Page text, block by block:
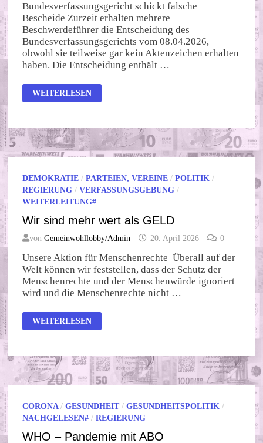
Bundesverfassungsgericht schickt falsche
Bescheide Zurzeit erhalten mehrere
Beschwerdeführer die Entscheidung des
Bundesverfassungsgerichts vom 08.04.2026,
obwohl sie teilweise gar kein Aktenzeichen erhalten
haben. Die Entscheidung enthält …
UNGLAUBLICHER
JUSTIZSKANDAL
WEITERLESEN
DEMOKRATIE /PARTEIEN, VEREINE /POLITIK /
REGIERUNG /VERFASSUNGSGEBUNG /
WEITERLEITUNG#
Wir sind mehr wert als GELD
vonGemeinwohllobby/Admin 20. April 2026 0
Unsere Aktion für Menschenrechte Überall auf der
Welt können wir feststellen, dass der Schutz der
Menschenrechte und der Menschenwürde ignoriert
wird und die Menschenrechte nicht …
WIR
SIND
GELD
WEITERLESEN
CORONA/GESUNDHEIT/GESUNDHEITSPOLITIK /
NACHGELESEN# /REGIERUNG
WHO – Pandemie mit ABO